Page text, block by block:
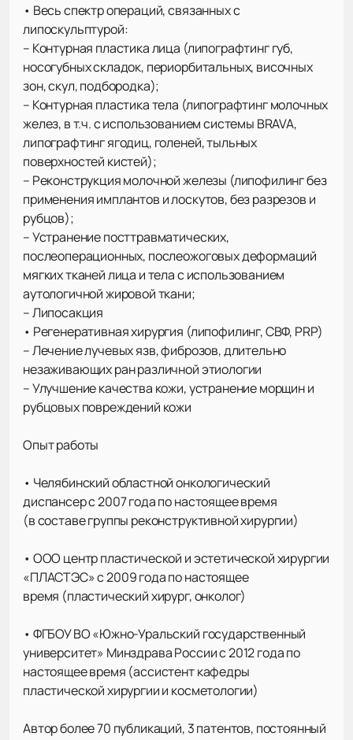
• Весь спектр операций, связанных с
липоскульптурой:
– Контурная пластика лица (липографтинг губ,
носогубных складок, периорбитальных, височных
зон, скул, подбородка);
– Контурная пластика тела (липографтинг молочных
желез, в т.ч. с использованием системы BRAVA,
липографтинг ягодиц, голеней, тыльных
поверхностей кистей);
– Реконструкция молочной железы (липофилинг без
применения имплантов и лоскутов, без разрезов и
рубцов);
– Устранение посттравматических,
послеоперационных, послеожоговых деформаций
мягких тканей лица и тела с использованием
аутологичной жировой ткани;
– Липосакция
• Регенеративная хирургия (липофилинг, СВФ, PRP)
– Лечение лучевых язв, фиброзов, длительно
незаживающих ран различной этиологии
– Улучшение качества кожи, устранение морщин и
рубцовых повреждений кожи
Опыт работы
• Челябинский областной онкологический
диспансер с 2007 года по настоящее время
(в составе группы реконструктивной хирургии)
• ООО центр пластической и эстетической хирургии
«ПЛАСТЭС» с 2009 года по настоящее
время (пластический хирург, онколог)
• ФГБОУ ВО «Южно-Уральский государственный
университет» Минздрава России с 2012 года по
настоящее время (ассистент кафедры
пластической хирургии и косметологии)
Автор более 70 публикаций, 3 патентов, постоянный